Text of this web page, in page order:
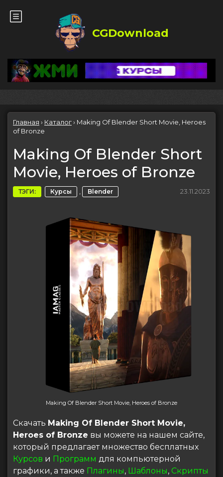
CGDownload
Главная › Каталог› Making Of Blender Short Movie, Heroes
of Bronze
Making Of Blender Short
Movie, Heroes of Bronze
ТЭГИ: Курсы , Blender 23.11.2023
Making Of Blender Short Movie, Heroes of Bronze
Скачать Making Of Blender Short Movie,
Heroes of Bronze вы можете на нашем сайте,
который предлагает множество бесплатных
Курсов и Программ для компьютерной
графики, а также Плагины, Шаблоны, Скрипты